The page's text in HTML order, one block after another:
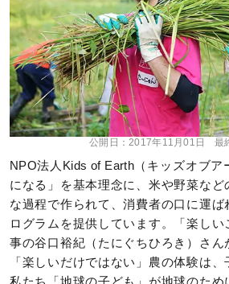
公開日：2017年11月01日 最
NPO法人Kids of Earth（キッズオブ
になる」を基本理念に、米や野菜など
な過程で作られて、消費者の口に運
ログラムを提供しています。「楽し
事の谷口裕紀（たにぐちひろき）さん
「楽しいだけではない」農の体験は、